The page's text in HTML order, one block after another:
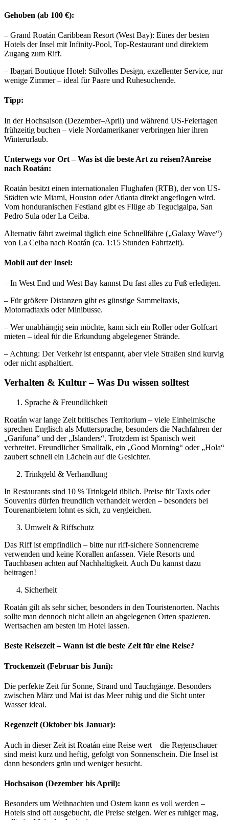
Gehoben (ab 100 €):
– Grand Roatán Caribbean Resort (West Bay): Eines der besten
Hotels der Insel mit Infinity-Pool, Top-Restaurant und direktem
Zugang zum Riff.
– Ibagari Boutique Hotel: Stilvolles Design, exzellenter Service, nur
wenige Zimmer – ideal für Paare und Ruhesuchende.
Tipp:
In der Hochsaison (Dezember–April) und während US-Feiertagen
frühzeitig buchen – viele Nordamerikaner verbringen hier ihren
Winterurlaub.
Unterwegs vor Ort – Was ist die beste Art zu reisen?Anreise
nach Roatán:
Roatán besitzt einen internationalen Flughafen (RTB), der von US-
Städten wie Miami, Houston oder Atlanta direkt angeflogen wird.
Vom honduranischen Festland gibt es Flüge ab Tegucigalpa, San
Pedro Sula oder La Ceiba.
Alternativ fährt zweimal täglich eine Schnellfähre („Galaxy Wave“)
von La Ceiba nach Roatán (ca. 1:15 Stunden Fahrtzeit).
Mobil auf der Insel:
– In West End und West Bay kannst Du fast alles zu Fuß erledigen.
– Für größere Distanzen gibt es günstige Sammeltaxis,
Motorradtaxis oder Minibusse.
– Wer unabhängig sein möchte, kann sich ein Roller oder Golfcart
mieten – ideal für die Erkundung abgelegener Strände.
– Achtung: Der Verkehr ist entspannt, aber viele Straßen sind kurvig
oder nicht asphaltiert.
Verhalten & Kultur – Was Du wissen solltest
Sprache & Freundlichkeit
Roatán war lange Zeit britisches Territorium – viele Einheimische
sprechen Englisch als Muttersprache, besonders die Nachfahren der
„Garifuna“ und der „Islanders“. Trotzdem ist Spanisch weit
verbreitet. Freundlicher Smalltalk, ein „Good Morning“ oder „Hola“
zaubert schnell ein Lächeln auf die Gesichter.
Trinkgeld & Verhandlung
In Restaurants sind 10 % Trinkgeld üblich. Preise für Taxis oder
Souvenirs dürfen freundlich verhandelt werden – besonders bei
Tourenanbietern lohnt es sich, zu vergleichen.
Umwelt & Riffschutz
Das Riff ist empfindlich – bitte nur riff-sichere Sonnencreme
verwenden und keine Korallen anfassen. Viele Resorts und
Tauchbasen achten auf Nachhaltigkeit. Auch Du kannst dazu
beitragen!
Sicherheit
Roatán gilt als sehr sicher, besonders in den Touristenorten. Nachts
sollte man dennoch nicht allein an abgelegenen Orten spazieren.
Wertsachen am besten im Hotel lassen.
Beste Reisezeit – Wann ist die beste Zeit für eine Reise?
Trockenzeit (Februar bis Juni):
Die perfekte Zeit für Sonne, Strand und Tauchgänge. Besonders
zwischen März und Mai ist das Meer ruhig und die Sicht unter
Wasser ideal.
Regenzeit (Oktober bis Januar):
Auch in dieser Zeit ist Roatán eine Reise wert – die Regenschauer
sind meist kurz und heftig, gefolgt von Sonnenschein. Die Insel ist
dann besonders grün und weniger besucht.
Hochsaison (Dezember bis April):
Besonders um Weihnachten und Ostern kann es voll werden –
Hotels sind oft ausgebucht, die Preise steigen. Wer es ruhiger mag,